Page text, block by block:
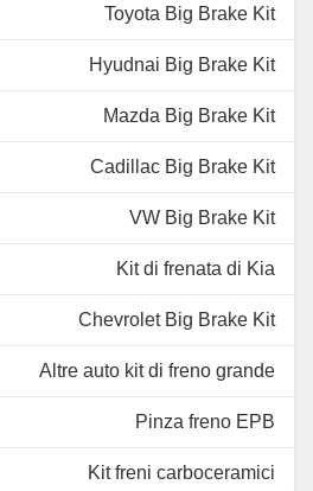
Toyota Big Brake Kit
Hyudnai Big Brake Kit
Mazda Big Brake Kit
Cadillac Big Brake Kit
VW Big Brake Kit
Kit di frenata di Kia
Chevrolet Big Brake Kit
Altre auto kit di freno grande
Pinza freno EPB
Kit freni carboceramici